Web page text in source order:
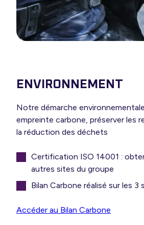
ENVIRONNEMENT
Notre démarche
empreinte carbone, préserver les
la réduction des déchets
Certification ISO 14001 :
autres sites du groupe
Bilan Carbone réalisé sur les 3
Accéder au Bilan Carbone